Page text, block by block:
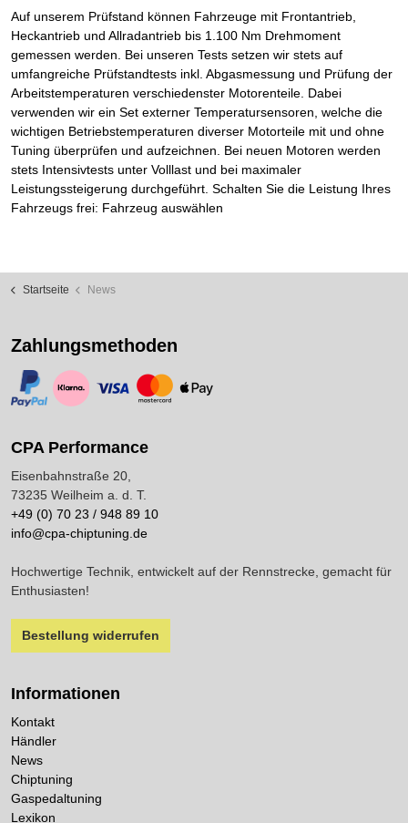
Auf unserem Prüfstand können Fahrzeuge mit Frontantrieb,
Heckantrieb und Allradantrieb bis 1.100 Nm Drehmoment
gemessen werden. Bei unseren Tests setzen wir stets auf
umfangreiche Prüfstandtests inkl. Abgasmessung und Prüfung der
Arbeitstemperaturen verschiedenster Motorenteile. Dabei
verwenden wir ein Set externer Temperatursensoren, welche die
wichtigen Betriebstemperaturen diverser Motorteile mit und ohne
Tuning überprüfen und aufzeichnen. Bei neuen Motoren werden
stets Intensivtests unter Volllast und bei maximaler
Leistungssteigerung durchgeführt. Schalten Sie die Leistung Ihres
Fahrzeugs frei: Fahrzeug auswählen
Startseite News
Zahlungsmethoden
CPA Performance
Eisenbahnstraße 20,
73235 Weilheim a. d. T.
+49 (0) 70 23 / 948 89 10
info@cpa-chiptuning.de
Hochwertige Technik, entwickelt auf der Rennstrecke, gemacht für
Enthusiasten!
Bestellung widerrufen
Informationen
Kontakt
Händler
News
Chiptuning
Gaspedaltuning
Lexikon